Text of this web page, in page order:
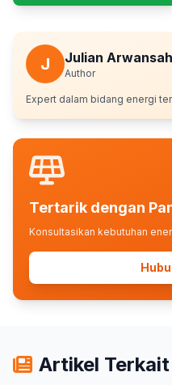
J Julian Arwansah
Author
Expert dalam bidang energi
Tertarik dengan
Konsultasikan kebutuhan
Artikel Terkait